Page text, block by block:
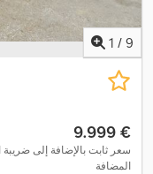
1 / 9
‏9.999 €
سعر ثابت بالإضافة إلى ضريبة
المضافة